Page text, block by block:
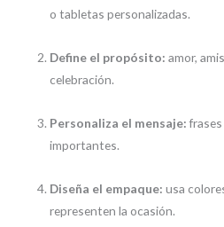
o tabletas personalizadas.
Define el propósito: amor,
celebración.
Personaliza el mensaje:
importantes.
Diseña el empaque: usa
representen la ocasión.